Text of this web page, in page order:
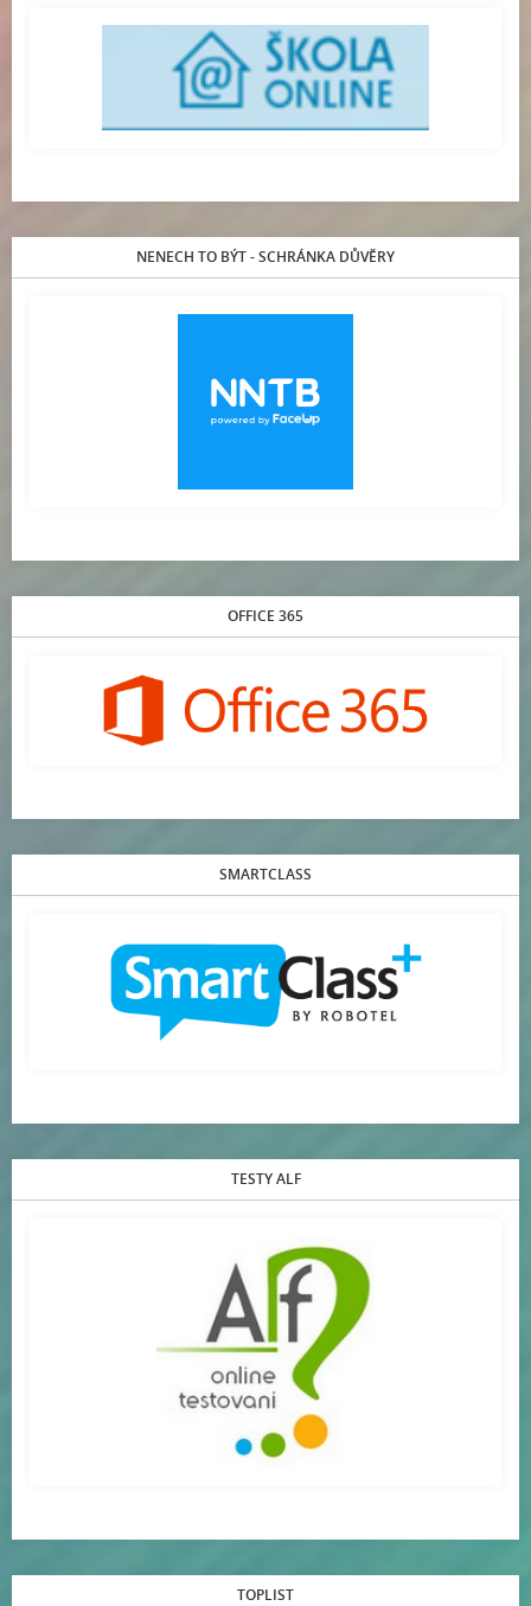
NENECH TO BÝT - SCHRÁNKA DŮVĚRY
OFFICE 365
SMARTCLASS
TESTY ALF
TOPLIST